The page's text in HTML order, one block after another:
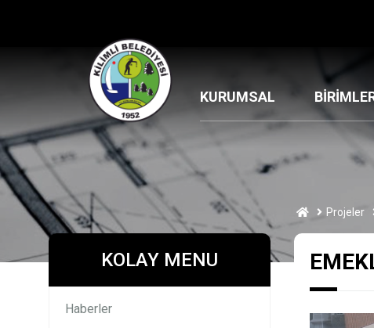
KURUMSAL
Projeler
KOLAY MENU
Haberler